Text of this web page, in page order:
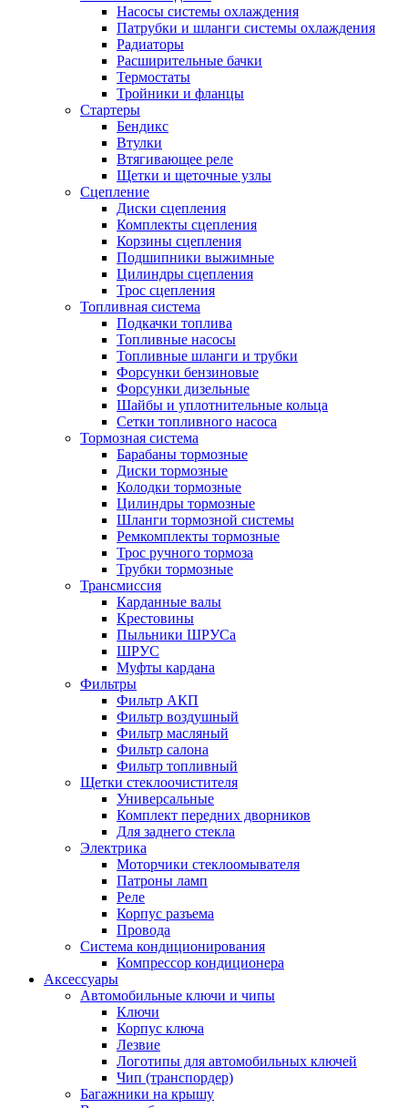
Насосы системы охлаждения
Патрубки и шланги системы охлаждения
Радиаторы
Расширительные бачки
Термостаты
Тройники и фланцы
Стартеры
Бендикс
Втулки
Втягивающее реле
Щетки и щеточные узлы
Сцепление
Диски сцепления
Комплекты сцепления
Корзины сцепления
Подшипники выжимные
Цилиндры сцепления
Трос сцепления
Топливная система
Подкачки топлива
Топливные насосы
Топливные шланги и трубки
Форсунки бензиновые
Форсунки дизельные
Шайбы и уплотнительные кольца
Сетки топливного насоса
Тормозная система
Барабаны тормозные
Диски тормозные
Колодки тормозные
Цилиндры тормозные
Шланги тормозной системы
Ремкомплекты тормозные
Трос ручного тормоза
Трубки тормозные
Трансмиссия
Карданные валы
Крестовины
Пыльники ШРУСа
ШРУС
Муфты кардана
Фильтры
Фильтр АКП
Фильтр воздушный
Фильтр масляный
Фильтр салона
Фильтр топливный
Щетки стеклоочистителя
Универсальные
Комплект передних дворников
Для заднего стекла
Электрика
Моторчики стеклоомывателя
Патроны ламп
Реле
Корпус разъема
Провода
Система кондиционирования
Компрессор кондиционера
Аксессуары
Автомобильные ключи и чипы
Ключи
Корпус ключа
Лезвие
Логотипы для автомобильных ключей
Чип (транспордер)
Багажники на крышу